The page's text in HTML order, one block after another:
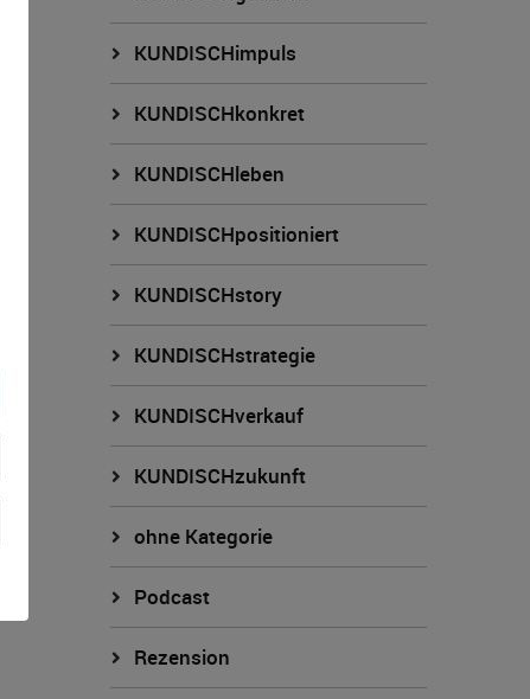
KUNDISCHimpuls
KUNDISCHkonkret
KUNDISCHleben
KUNDISCHpositioniert
KUNDISCHstory
KUNDISCHstrategie
KUNDISCHverkauf
KUNDISCHzukunft
ohne Kategorie
Podcast
Rezension